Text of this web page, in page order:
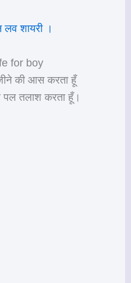
शायरी ।
for boy
की आस करता हूँ
पल तलाश करता हूँ।